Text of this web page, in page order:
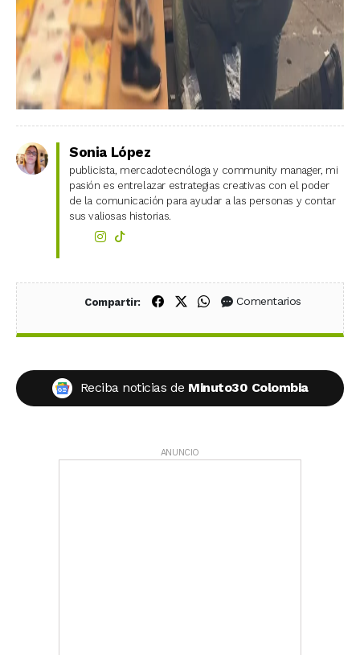
Sonia López
publicista, mercadotecnóloga y community manager, mi
pasión es entrelazar estrategias creativas con el poder
de la comunicación para ayudar a las personas y contar
sus valiosas historias.
Compartir: Compartir en Facebook
Compartir en X (Twitter)
Compartir en WhatsApp
Comentarios
Reciba noticias de Minuto30 Colombia
ANUNCIO